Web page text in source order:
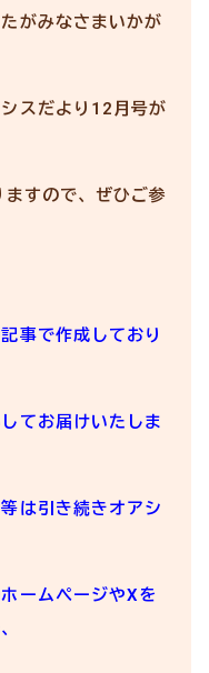
がみなさまいかが
スだより12月号が
すので、ぜひご参
事で作成しており
てお届けいたしま
は引き続きオアシ
ームページやXを